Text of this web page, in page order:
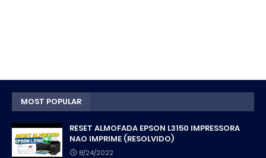
MOST POPULAR
RESET ALMOFADA EPSON L3150 IMPRESSORA
NAO IMPRIME (RESOLVIDO)
8/24/2022